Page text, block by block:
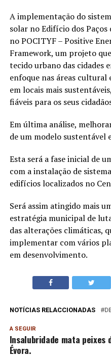
A implementação do
solar no Edifício dos
no POCITYF – Positive
Framework, um projeto
tecido urbano das cidades
enfoque nas áreas
em locais mais
fiáveis para os seus
Em última análise,
de um modelo sustentável
Esta será a fase inicial de
com a instalação de
edifícios localizados no
Será assim atingido mais
estratégia municipal de
das alterações climáticas,
implementar com vários
em desenvolvimento.
NOTÍCIAS RELACCIONADAS
A SEGUIR
Insalubridade mata peixes
Évora.